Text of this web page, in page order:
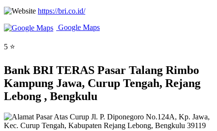
https://bri.co.id/
Google Maps
5 ⭐
Bank BRI TERAS Pasar Talang Rimbo
Kampung Jawa, Curup Tengah, Rejang
Lebong , Bengkulu
Pasar Atas Curup Jl. P. Diponegoro No.124A, Kp. Jawa,
Kec. Curup Tengah, Kabupaten Rejang Lebong, Bengkulu 39119